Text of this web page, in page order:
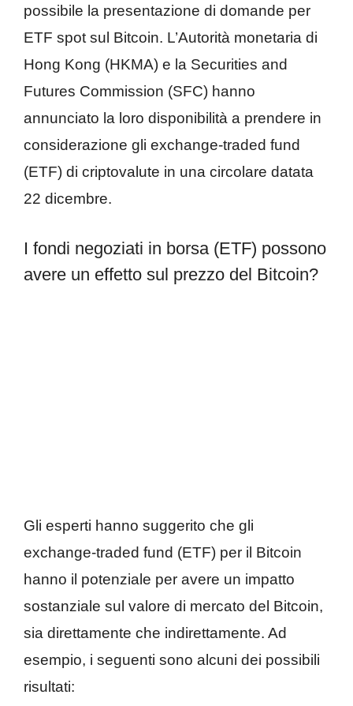
possibile la presentazione di domande per
ETF spot sul Bitcoin. L’Autorità monetaria di
Hong Kong (HKMA) e la Securities and
Futures Commission (SFC) hanno
annunciato la loro disponibilità a prendere in
considerazione gli exchange-traded fund
(ETF) di criptovalute in una circolare datata
22 dicembre.
I fondi negoziati in borsa (ETF) possono
avere un effetto sul prezzo del Bitcoin?
Gli esperti hanno suggerito che gli
exchange-traded fund (ETF) per il Bitcoin
hanno il potenziale per avere un impatto
sostanziale sul valore di mercato del Bitcoin,
sia direttamente che indirettamente. Ad
esempio, i seguenti sono alcuni dei possibili
risultati: